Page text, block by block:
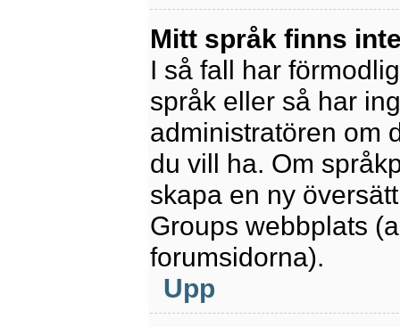
Mitt språk finns
I så fall har
språk eller så har
administratören om
du vill ha. Om
skapa en ny
Groups webbplats
forumsidorna).
Upp